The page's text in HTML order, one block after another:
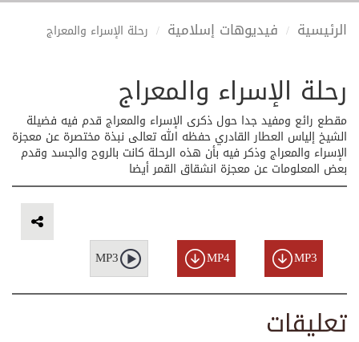
الرئيسية فيديوهات إسلامية رحلة الإسراء والمعراج
رحلة الإسراء والمعراج
مقطع رائع ومفيد جدا حول ذكرى الإسراء والمعراج قدم فيه فضيلة
الشيخ إلياس العطار القادري حفظه الله تعالى نبذة مختصرة عن معجزة
الإسراء والمعراج وذكر فيه بأن هذه الرحلة كانت بالروح والجسد وقدم
بعض المعلومات عن معجزة انشقاق القمر أيضا
MP3
MP4
MP3
تعليقات